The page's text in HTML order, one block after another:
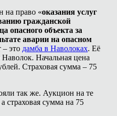
на право «оказания услуг
гражданской
опасного объекта за
аварии на опасном
– это дамба в Наволоках. Её
Начальная цена
Страховая сумма – 75
так же. Аукцион на те
страховая сумма на 75